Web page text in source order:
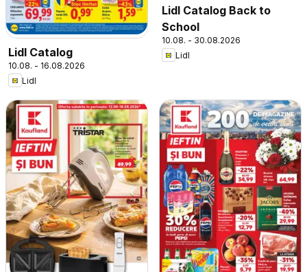
Lidl Catalog
10.08. - 16.08.2026
Lidl
Lidl Catalog Back to
School
10.08. - 30.08.2026
Lidl